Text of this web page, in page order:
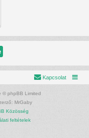
Kapcsolat
© phpBB Limited
MrGaby
Közösség
feltételek